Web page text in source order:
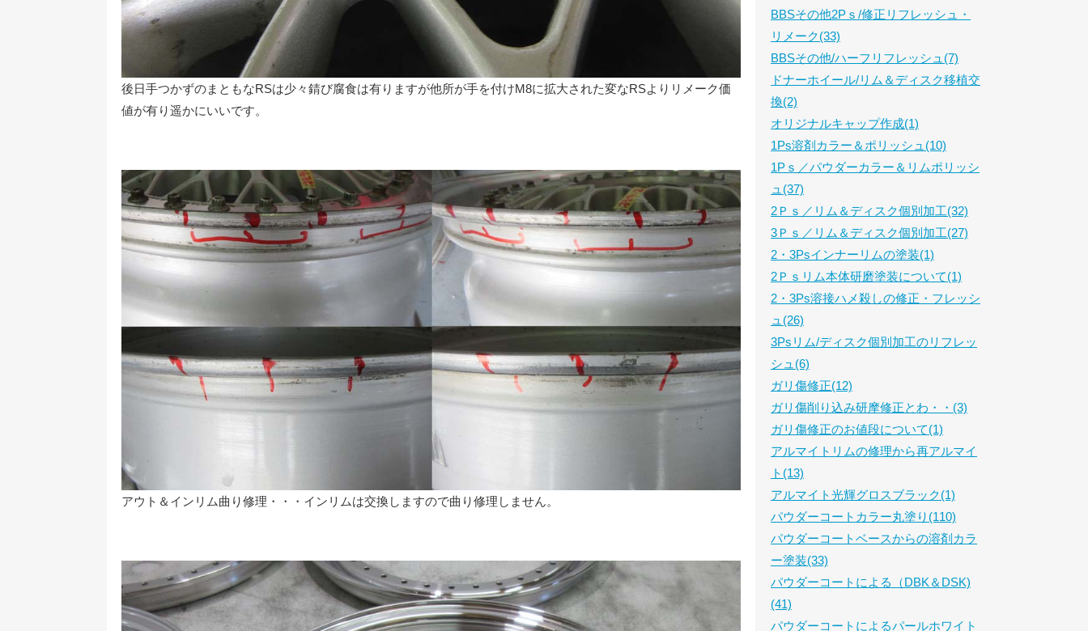
後日手つかずのまともなRSは少々錆び腐食は有りますが他所が手を付けM8に拡大された変なRSよりリメーク価
値が有り遥かにいいです。
アウト＆インリム曲り修理・・・インリムは交換しますので曲り修理しません。
BBSその他2Pｓ/修正リフレッシュ・
リメーク(33)
BBSその他/ハーフリフレッシュ(7)
ドナーホイール/リム＆ディスク移植交
換(2)
オリジナルキャップ作成(1)
1Ps溶剤カラー＆ポリッシュ(10)
1Pｓ／パウダーカラー＆リムポリッシ
ュ(37)
2Ｐｓ／リム＆ディスク個別加工(32)
3Ｐｓ／リム＆ディスク個別加工(27)
2・3Psインナーリムの塗装(1)
2Ｐｓリム本体研磨塗装について(1)
2・3Ps溶接ハメ殺しの修正・フレッシ
ュ(26)
3Psリム/ディスク個別加工のリフレッ
シュ(6)
ガリ傷修正(12)
ガリ傷削り込み研摩修正とわ・・(3)
ガリ傷修正のお値段について(1)
アルマイトリムの修理から再アルマイ
ト(13)
アルマイト光輝グロスブラック(1)
パウダーコートカラー丸塗り(110)
パウダーコートベースからの溶剤カラ
ー塗装(33)
パウダーコートによる（DBK＆DSK)
(41)
パウダーコートによるパールホワイト